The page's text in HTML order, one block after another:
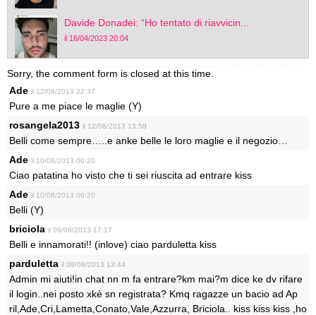
Davide Donadei: “Ho tentato di riavvicin...
il 16/04/2023 20:04
Sorry, the comment form is closed at this time.
Ade il 12/08/2013 22:37
Pure a me piace le maglie (Y)
rosangela2013 il 12/08/2013 13:58
Belli come sempre…..e anke belle le loro maglie e il negozio…
Ade il 10/08/2013 00:20
Ciao patatina ho visto che ti sei riuscita ad entrare kiss
Ade il 10/08/2013 00:20
Belli (Y)
briciola il 09/08/2013 17:17
Belli e innamorati!! (inlove) ciao parduletta kiss
parduletta il 09/08/2013 13:44
Admin mi aiuti!in chat nn m fa entrare?km mai?m dice ke dv rifare
il login..nei posto xkè sn registrata? Kmq ragazze un bacio ad Ap
ril,Ade,Cri,Lametta,Conato,Vale,Azzurra, Briciola.. kiss kiss kiss ,ho